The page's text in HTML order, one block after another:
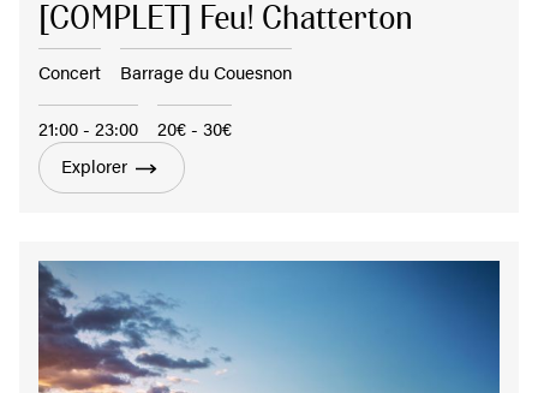
[COMPLET] Feu! Chatterton
Concert Barrage du Couesnon
21:00 - 23:00
20€ - 30€
Explorer